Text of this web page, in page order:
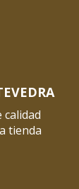
tienda